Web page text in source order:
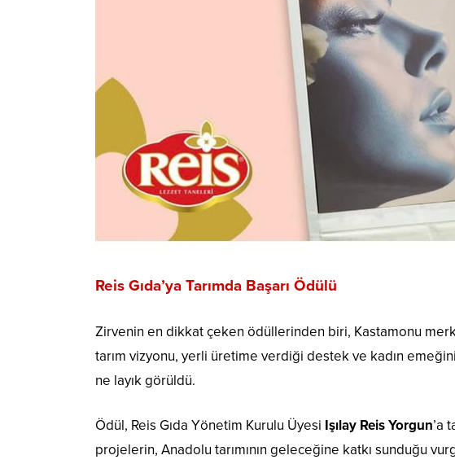
Reis Gıda’ya Tarımda Başarı Ödülü
Zirvenin en dikkat çeken ödüllerinden biri, Kastamonu
tarım vizyonu, yerli üretime verdiği destek ve kadın
ne layık görüldü.
Ödül, Reis Gıda Yönetim Kurulu Üyesi Işılay Reis Yorgun’a
projelerin, Anadolu tarımının geleceğine katkı sunduğu